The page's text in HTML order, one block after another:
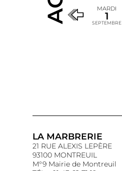
MARDI
1
SEPTEMBRE
LA MARBRERIE
21 RUE ALEXIS LEPÈRE
93100 MONTREUIL
M°9 Mairie de Montreuil